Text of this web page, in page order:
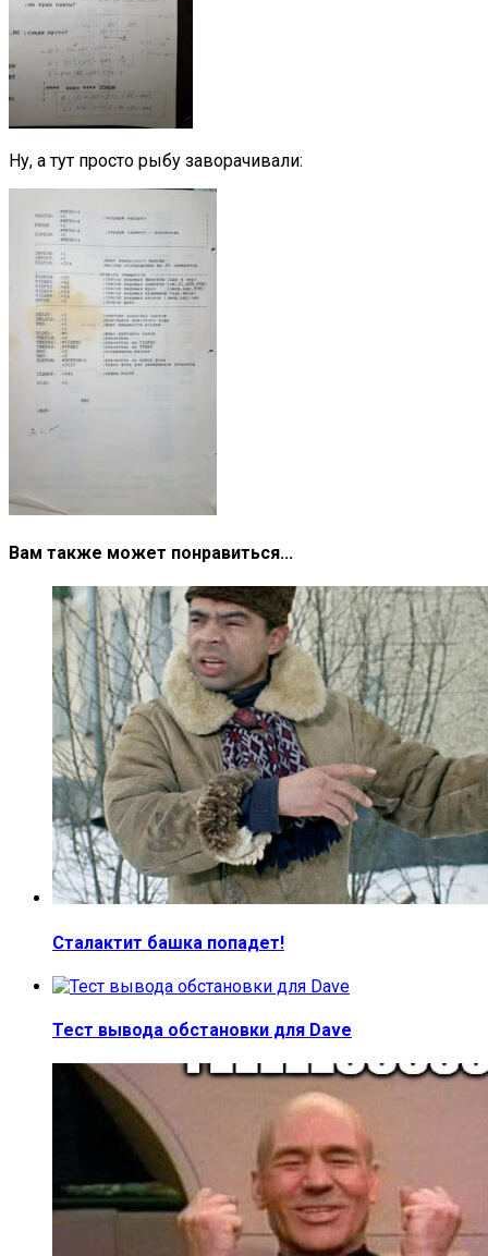
Ну, а тут просто рыбу заворачивали:
Вам также может понравиться...
Сталактит башка попадет!
Тест вывода обстановки для Dave